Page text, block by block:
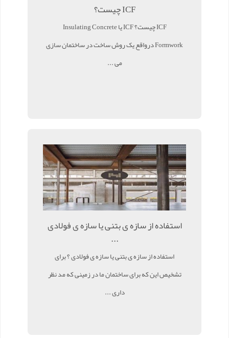
ICF چیست؟
ICF چیست؟ ICF یا Insulating Concrete
Formwork درواقع یک روش ساخت در ساختمان سازی
می ...
استفاده از سازه ی بتنی یا سازه ی فولادی
...
استفاده از سازه ی بتنی یا سازه ی فولادی ؟ برای
تشخیص این که برای ساختمان ما در زمینی که مد نظر
داری ...